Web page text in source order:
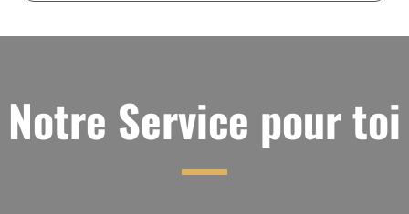
Notre Service pour toi